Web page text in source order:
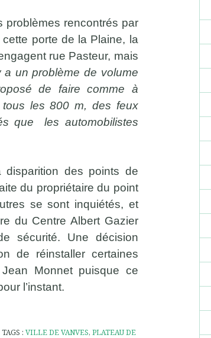
problèmes rencontrés par
porte de la Plaine, la
rue Pasteur, mais
a un problème de volume
de faire comme à
les 800 m, des feux
que les automobilistes
des points de
du propriétaire du point
se sont inquiétés, et
du Centre Albert Gazier
sécurité. Une décision
de réinstaller certaines
Monnet puisque ce
l’instant.
TAGS :VILLE DE VANVES,PLATEAU DE